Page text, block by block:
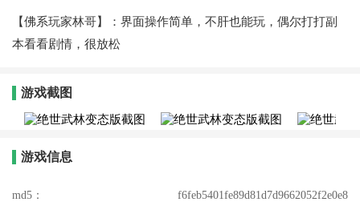
【佛系玩家林哥】：界面操作简单，不肝也能玩，偶尔打打副
本看看剧情，很放松
游戏截图
游戏信息
md5： f6feb5401fe89d81d7d9662052f2e0e8